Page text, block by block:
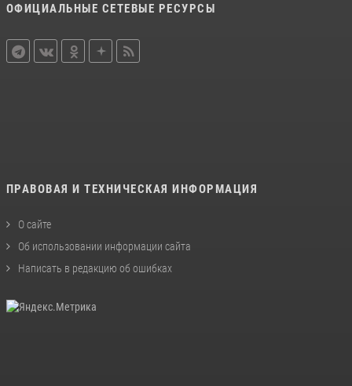
ОФИЦИАЛЬНЫЕ СЕТЕВЫЕ РЕСУРСЫ
ПРАВОВАЯ И ТЕХНИЧЕСКАЯ ИНФОРМАЦИЯ
О сайте
Об использовании информации сайта
Написать в редакцию об ошибках